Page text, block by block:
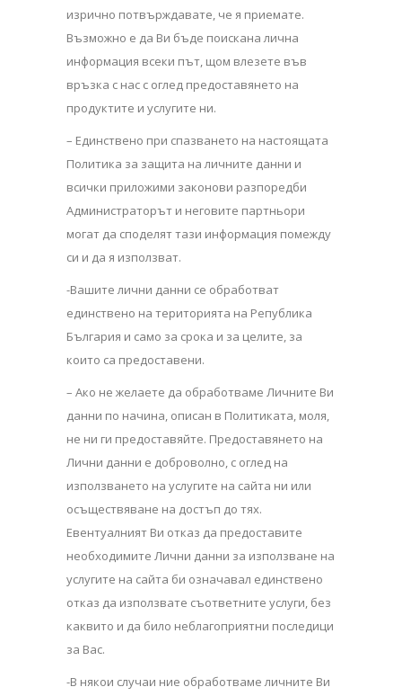
изрично потвърждавате, че я приемате.
Възможно е да Ви бъде поискана лична
информация всеки път, щом влезете във
връзка с нас с оглед предоставянето на
продуктите и услугите ни.
– Единствено при спазването на настоящата
Политика за защита на личните данни и
всички приложими законови разпоредби
Администраторът и неговите партньори
могат да споделят тази информация помежду
си и да я използват.
-Вашите лични данни се обработват
единствено на територията на Република
България и само за срока и за целите, за
които са предоставени.
– Ако не желаете да обработваме Личните Ви
данни по начина, описан в Политиката, моля,
не ни ги предоставяйте. Предоставянето на
Лични данни е доброволно, с оглед на
използването на услугите на сайта ни или
осъществяване на достъп до тях.
Евентуалният Ви отказ да предоставите
необходимите Лични данни за използване на
услугите на сайта би означавал единствено
отказ да използвате съответните услуги, без
каквито и да било неблагоприятни последици
за Вас.
-В някои случаи ние обработваме личните Ви